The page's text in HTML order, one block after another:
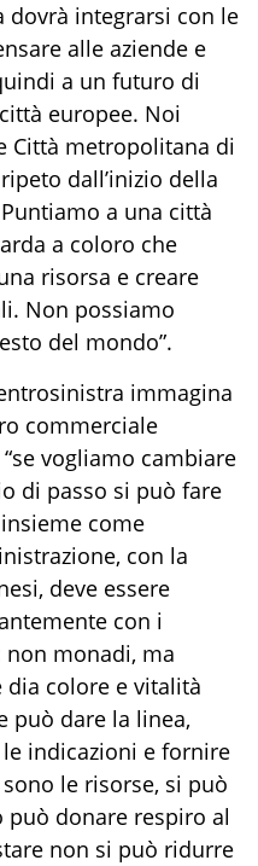
dovrà integrarsi con le
alle aziende e
a un futuro di
europee. Noi
Città metropolitana di
dall’inizio della
Puntiamo a una città
a coloro che
risorsa e creare
. Non possiamo
del mondo”.
immagina
commerciale
“se vogliamo cambiare
di passo si può fare
come
, con la
, deve essere
con i
non monadi, ma
dia colore e vitalità
può dare la linea,
le indicazioni e fornire
sono le risorse, si può
può donare respiro al
non si può ridurre